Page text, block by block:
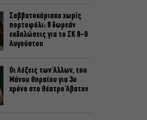
Σαββατοκύριακο χωρίς
πορτοφόλι: 8 δωρεάν
εκδηλώσεις για το ΣΚ 8-9
Αυγούστου
Οι Λέξεις των Άλλων, του
Μάνου Θηραίου για 3ο
χρόνο στο Θέατρο Άβατον